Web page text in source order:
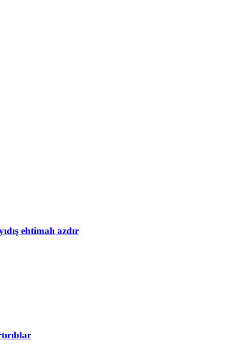
ehtimalı azdır